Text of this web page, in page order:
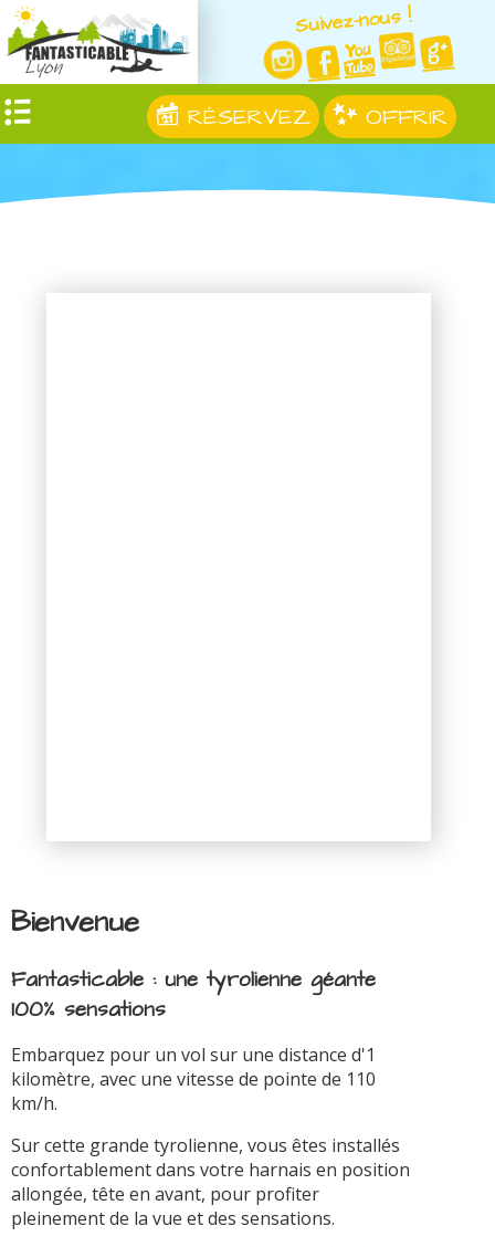
Suivez-nous !
RÉSERVEZ OFFRIR
Bienvenue
Fantasticable : une tyrolienne géante
100% sensations
Embarquez pour un vol sur une distance d'1
kilomètre, avec une vitesse de pointe de 110
km/h.
Sur cette grande tyrolienne, vous êtes installés
confortablement dans votre harnais en position
allongée, tête en avant, pour profiter
pleinement de la vue et des sensations.